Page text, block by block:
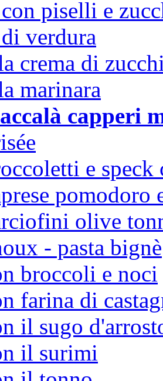
piselli e
verdura
crema di
marinara
capperi
e speck
pomodoro
olive
- pasta bignè
broccoli e noci
farina di
il sugo
il surimi